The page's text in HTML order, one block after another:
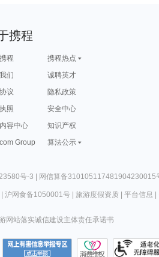
携程
程
携程热点
们
诚聘英才
议
隐私政策
照
安全中心
容中心
知识产权
Group
算法公示
号-3 | 网信算备310105117481904230015
沪网食备1050001号| 旅游度假资质| 平台信息
网站落实诚信建设主体责任承诺书